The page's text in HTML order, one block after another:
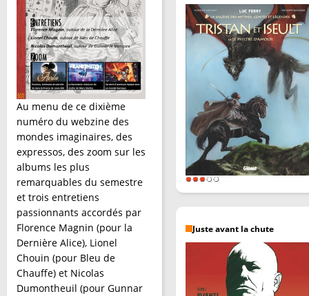
Au menu de ce dixième
numéro du webzine des
mondes imaginaires, des
expressos, des zoom sur les
albums les plus
remarquables du semestre
et trois entretiens
passionnants accordés par
Florence Magnin (pour la
Dernière Alice), Lionel
Chouin (pour Bleu de
Chauffe) et Nicolas
Dumontheuil (pour Gunnar
Juste avant la chute